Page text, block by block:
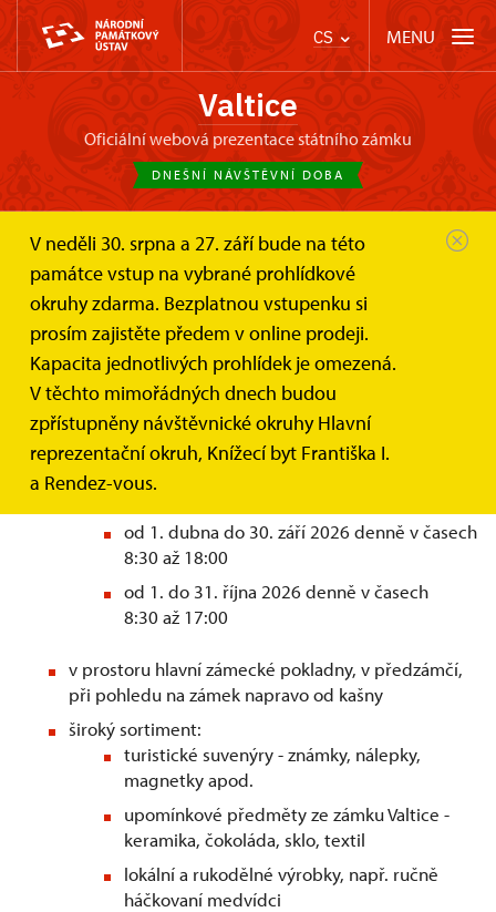
CS MENU
Valtice
oficiální webová prezentace státního zámku
DNEŠNÍ NÁVŠTĚVNÍ DOBA
V neděli 30. srpna a 27. září bude na této
památce vstup na vybrané prohlídkové
okruhy zdarma. Bezplatnou vstupenku si
prosím zajistěte předem v online prodeji.
Kapacita jednotlivých prohlídek je omezená.
V těchto mimořádných dnech budou
zpřístupněny návštěvnické okruhy Hlavní
reprezentační okruh, Knížecí byt Františka I.
a Rendez-vous.
Zámek Valtice Zámecké služby Hlavní pokladna
Zámecká prodejna suvenýrů,
hlavní pokladna
Prostor k nákupu turistických upomínek, unikátních
zámeckých předmětů i lokálních potravin.
od 1. dubna do 30. září 2026 denně v časech
8:30 až 18:00
od 1. do 31. října 2026 denně v časech
8:30 až 17:00
v prostoru hlavní zámecké pokladny, v předzámčí,
při pohledu na zámek napravo od kašny
široký sortiment:
turistické suvenýry - známky, nálepky,
magnetky apod.
upomínkové předměty ze zámku Valtice -
keramika, čokoláda, sklo, textil
lokální a rukodělné výrobky, např. ručně
háčkovaní medvídci